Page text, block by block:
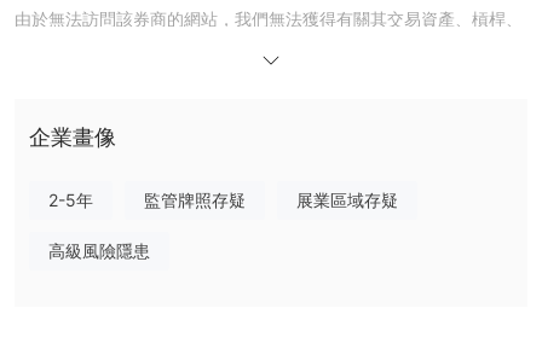
由於無法訪問該券商的網站，我們無法獲得有關其交易資產、槓桿、
的 1.13/10 分的原因。請注意風險。
Lead Fx Swipe宣傳它是一家主要提供外匯交易的外匯經紀商。但
賬戶類型
企業畫像
2-5年 監管牌照存疑 展業區域存疑
高級風險隱患